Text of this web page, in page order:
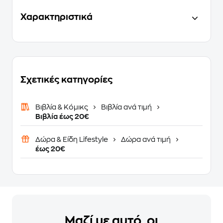
Χαρακτηριστικά
Σχετικές κατηγορίες
Βιβλία & Κόμικς
Βιβλία ανά τιμή
Βιβλία έως 20€
Δώρα & Είδη Lifestyle
Δώρα ανά τιμή
έως 20€